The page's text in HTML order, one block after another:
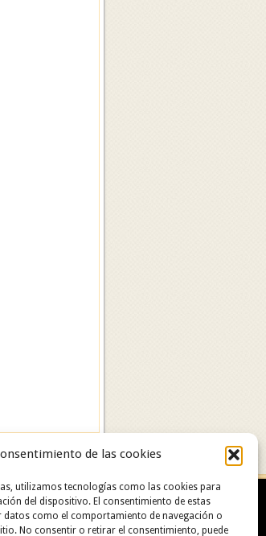
de las cookies
utilizamos tecnologías como las cookies para
del dispositivo. El consentimiento de estas
como el comportamiento de navegación o
No consentir o retirar el consentimiento, puede